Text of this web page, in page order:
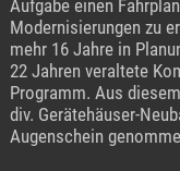
Aufgabe einen
Modernisierungen zu
mehr 16 Jahre in
22 Jahren veraltete
Programm. Aus
div. Gerätehäuser-
Augenschein